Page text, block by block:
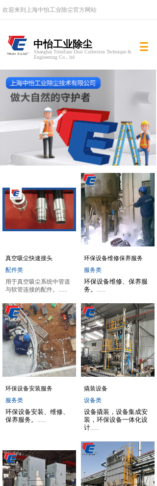
欢迎来到上海中怡工业除尘官方网站
中怡工业除尘
Shanghai TrimEase Dust Collection Technique &
Engineering Co., ltd
真空吸尘快速接头
配件类
用于真空吸尘系统中管道
与软管连接的配件。 ......
环保设备维修保养服务
服务类
环保设备维修、保养服
务。 ......
环保设备安装服务
服务类
环保设备安装、维修、
保养服务。 ......
撬装设备
设备类
设备撬装，设备集成安
装，环保设备一体化设
计......